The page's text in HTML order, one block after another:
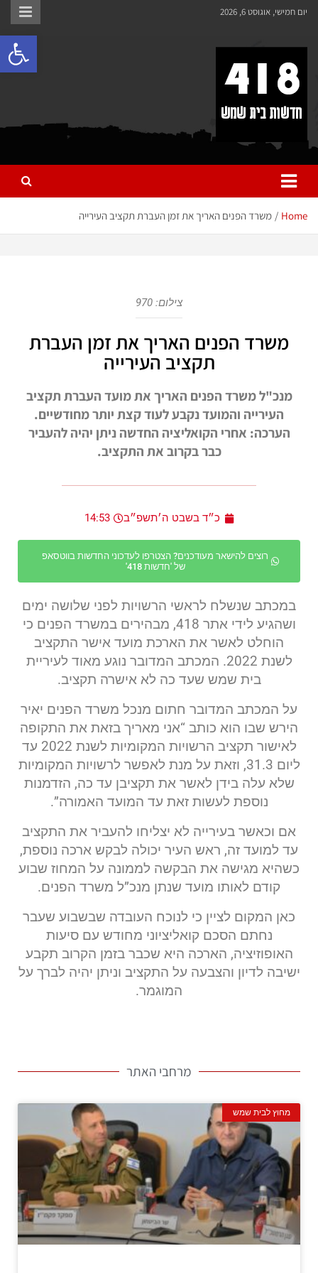
לתוכן
יום חמישי, אוגוסט 6, 2026
418 – חדשות בית שמש
כל מה שחדש ומעניין בבית שמש בכלל והחרדית בפרט
Home משרד הפנים האריך את זמן העברת תקציב העירייה
צילום: 970
משרד הפנים האריך את זמן העברת
תקציב העירייה
מנכ"ל משרד הפנים האריך את מועד העברת תקציב
העירייה והמועד נקבע לעוד קצת יותר מחודשיים.
הערכה: אחרי הקואליציה החדשה ניתן יהיה להעביר
כבר בקרוב את התקציב.
כ״ד בשבט ה׳תשפ״ב 14:53
רוצים להישאר מעודכנים? הצטרפו לעדכוני החדשות בווטסאפ
של 'חדשות 418'
במכתב שנשלח לראשי הרשויות לפני שלושה ימים
ושהגיע לידי אתר 418, מבהירים במשרד הפנים כי
הוחלט לאשר את הארכת מועד אישר התקציב
לשנת 2022. המכתב המדובר נוגע מאוד לעיריית
בית שמש שעד כה לא אישרה תקציב.
על המכתב המדובר חתום מנכל משרד הפנים יאיר
הירש שבו הוא כותב “אני מאריך בזאת את התקופה
לאישור תקציב הרשויות המקומיות לשנת 2022 עד
ליום 31.3, וזאת על מנת לאפשר לרשויות המקומיות
שלא עלה בידן לאשר את תקציבן עד כה, הזדמנות
נוספת לעשות זאת עד המועד האמורה”.
אם וכאשר בעירייה לא יצליחו להעביר את התקציב
עד למועד זה, ראש העיר יכולה לבקש ארכה נוספת,
כשהיא מגישה את הבקשה לממונה על המחוז שבוע
קודם לאותו מועד שנתן מנכ”ל משרד הפנים.
כאן המקום לציין כי לנוכח העובדה שבשבוע שעבר
נחתם הסכם קואליציוני מחודש עם סיעות
האופוזיציה, הארכה היא שכבר בזמן הקרוב תקבע
ישיבה לדיון והצבעה על התקציב וניתן יהיה לברך על
המוגמר.
מרחבי האתר
מחוץ לבית שמש